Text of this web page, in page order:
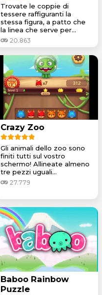
Trovate le coppie di
tessere raffiguranti la
stessa figura, a patto che
la linea che serve per...
20.863
Crazy Zoo
Gli animali dello zoo sono
finiti tutti sul vostro
schermo! Allineate almeno
tre pezzi uguali...
27.779
Baboo Rainbow
Puzzle